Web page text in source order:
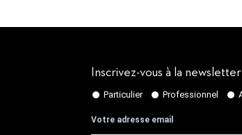
Inscrivez-vous à la newsletter